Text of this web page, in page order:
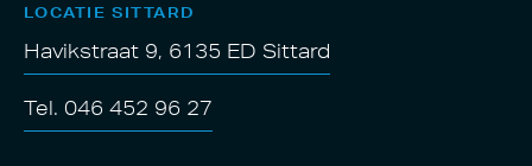
LOCATIE SITTARD
Havikstraat 9, 6135 ED Sittard
Tel. 046 452 96 27